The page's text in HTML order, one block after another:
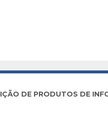
DE PRODUTOS DE